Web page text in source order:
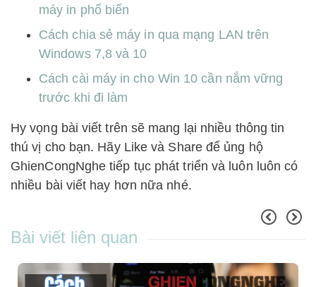
máy in phổ biến
Cách chia sẻ máy in qua mạng LAN trên
Windows 7,8 và 10
Cách cài máy in cho Win 10 cần nắm vững
trước khi đi làm
Hy vọng bài viết trên sẽ mang lại nhiều thông tin
thú vị cho bạn. Hãy Like và Share để ủng hộ
GhienCongNghe tiếp tục phát triển và luôn luôn có
nhiều bài viết hay hơn nữa nhé.
Bài viết liên quan